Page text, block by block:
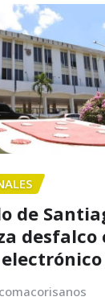
de
desfalco